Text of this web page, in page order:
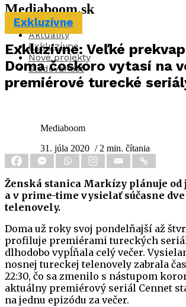
Mediaboom.sk
Aktuality
Exkluzívne
Nové projekty
Sledovanosť
Exkluzívne
Exkluzívne: Veľké
Doma čoskoro vytasí na
premiérové turecké
Mediaboom
31. júla 2020 / 2 min. čítania
Ženská stanica Markízy plánuje
a v prime-time vysielať súčasne
telenovely.
Doma už roky svoj pondelňajší až
profiluje premiérami tureckých
dlhodobo vypĺňala celý večer.
nosnej tureckej telenovely zabrala
22:30, čo sa zmenilo s nástupom
aktuálny premiérový seriál Cennet
na jednu epizódu za večer.